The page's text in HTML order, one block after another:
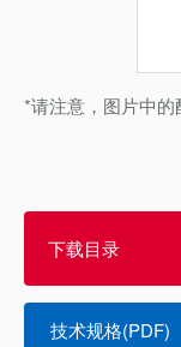
*请注意，图片中的
下载目录
技术规格(PDF)